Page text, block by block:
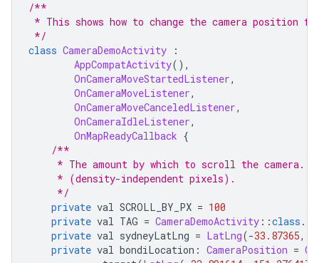
/**
* This shows how to change the camera position
*/
class CameraDemoActivity
:
AppCompatActivity(),
OnCameraMoveStartedListener,
OnCameraMoveListener,
OnCameraMoveCanceledListener,
OnCameraIdleListener,
OnMapReadyCallback {
/**
* The amount by which to scroll the camera.
* (density-independent pixels).
*/
private val SCROLL_BY_PX = 100
private val TAG = CameraDemoActivity ::class .
private val sydneyLatLng = LatLng(-33.87365,
private val bondiLocation : CameraPosition =